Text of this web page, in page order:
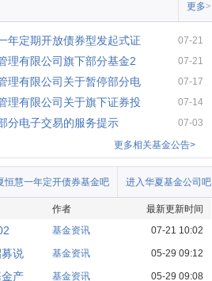
更多>
年定期开放债券型发起式证 07-21
理有限公司旗下部分基金2 07-21
理有限公司关于暂停部分电 07-17
理有限公司关于旗下证券投 07-14
分电子交易的服务提示
07-03
更多相关基金公告>
进入华夏基金公司吧
恒慧一年定开债券基金吧
作者
最新更新时间
基金资讯 07-21 10:02
说 基金资讯 05-29 09:12
产 基金资讯 05-29 09:08